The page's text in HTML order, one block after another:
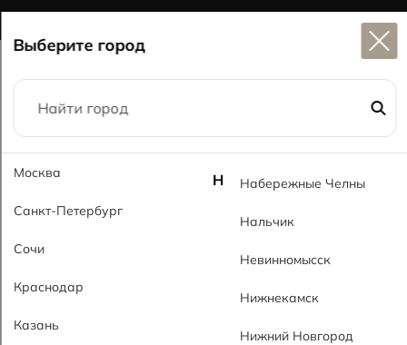
Главная Каталог Лестницы Ступень Торонто Step Toronto
Выберите город
Москва
Санкт-Петербург
Сочи
Краснодар
Казань
Н Набережные Челны
Нальчик
Невинномысск
Нижнекамск
Нижний Новгород